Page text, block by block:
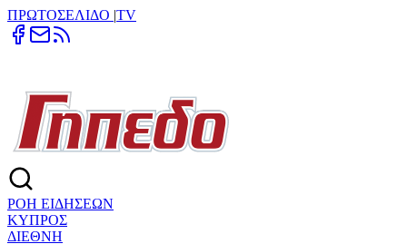
ΠΡΩΤΟΣΕΛΙΔΟ |TV
ΡΟΗ ΕΙΔΗΣΕΩΝ
ΚΥΠΡΟΣ
ΔΙΕΘΝΗ